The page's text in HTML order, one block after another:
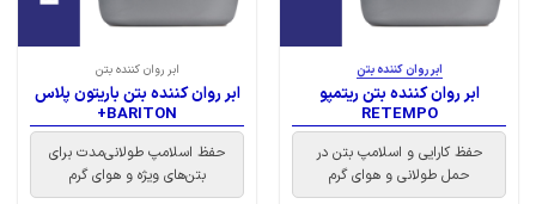
ابر روان کننده بتن
ابر روان کننده بتن ریتمپو
RETEMPO
حفظ کارایی و اسلامپ بتن در
حمل طولانی و هوای گرم
ابر روان کننده بتن
ابر روان کننده بتن باریتون پلاس
BARITON+
حفظ اسلامپ طولانی‌مدت برای
بتن‌های ویژه و هوای گرم